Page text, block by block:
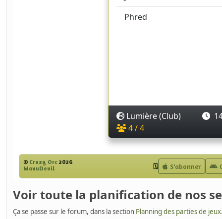
Voir toute la planification de nos
Ça se passe sur le forum, dans la section Planning des parties de jeux